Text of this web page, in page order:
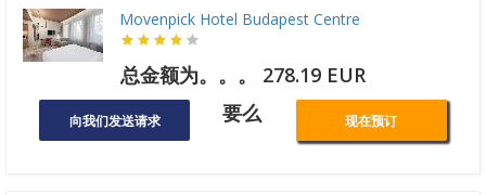
Movenpick Hotel Budapest Centre
总金额为。。。 278.19 EUR
向我们发送请求 要么 现在预订